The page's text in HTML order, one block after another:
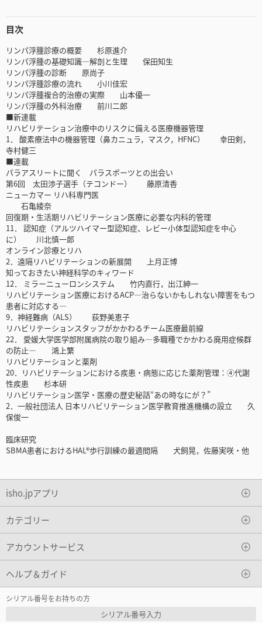
目次
リンパ浮腫診療の概要 杉原進介
リンパ浮腫の基礎知識―解剖と生理 保田知生
リンパ浮腫の診断 原尚子
リンパ浮腫診療の流れ 小川佳宏
リンパ浮腫複合的治療の実際 山本優一
リンパ浮腫の外科治療 前川二郎
■新連載
リハビリテーション治療中のリスクに備える医療機器管理
1． 酸素療法中の機器管理（鼻カニュラ，マスク，HFNC） 幸田剣，
寺村健三
■連載
パラアスリートに聞く パラスポーツとの出会い
第6回 太田渉子選手（テコンドー） 藤原清香
ニューカマー リハ科専門医
石亀綾奈
回復期・生活期リハビリテーション医療に必要な内科的管理
11． 認知症（アルツハイマー型認知症、レビー小体型認知症を中心
に） 川北慎一郎
オンライン診療とリハ
2．遠隔リハビリテーションの新展開 上月正博
知っておきたい神経科学のキィワード
12． ミラーニューロンシステム 竹内直行，出江紳一
リハビリテーション医療におけるACP―治らないかもしれない障害をもつ
患者に対応する―
9．神経難病（ALS） 荻野美恵子
リハビリテーションスタッフがかかわるチーム医療最前線
22． 愛媛大学医学部附属病院の取り組み―多職種でかかわる廃用症候群
の防止― 鴻上繁
リハビリテーションと薬剤
20．リハビリテーションにおける疾患・病態に応じた薬剤管理：④代謝
性疾患 杉本研
リハビリテーション医学・医療の歴史秘話“あの時なにが？”
2．一般社団法人 日本リハビリテーション医学教育推進機構の設立 久
保俊一
臨床研究
SBMA患者におけるHAL®歩行訓練の最適間隔 犬飼晃，佐藤実咲・他
isho.jpアプリ
カテゴリー
アカウントサービス
ヘルプ＆ガイド
シリアル番号をお持ちの方
シリアル番号入力